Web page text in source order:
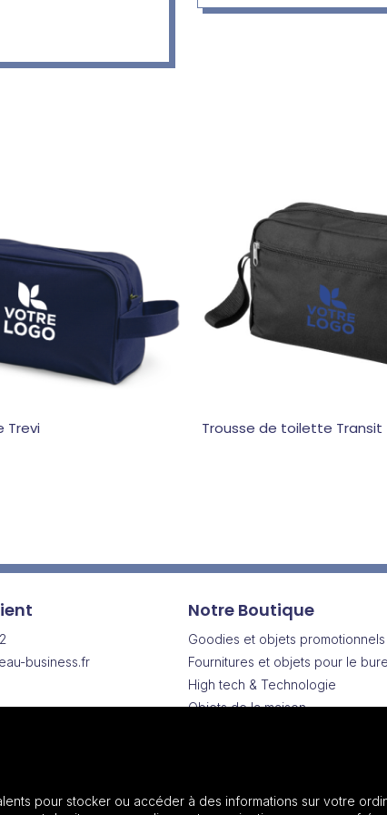
Trevi Trousse de toilette Transit
business.fr
Notre Boutique
Goodies et objets promotionnels
Fournitures et objets pour le
High tech & Technologie
Objets de la maison
Maroquinerie
pour stocker ou accéder à des informations sur votre